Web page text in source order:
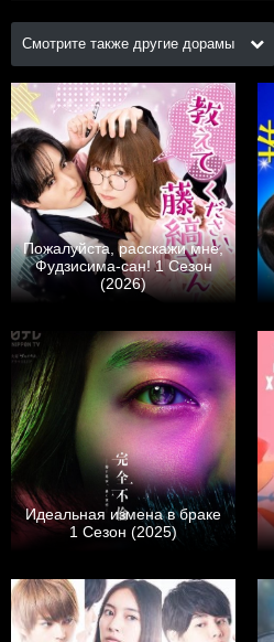
Смотрите также другие дорамы
Пожалуйста, расскажи мне,
Фудзисима-сан! 1 Сезон
(2026)
Идеальная измена в браке
1 Сезон (2025)